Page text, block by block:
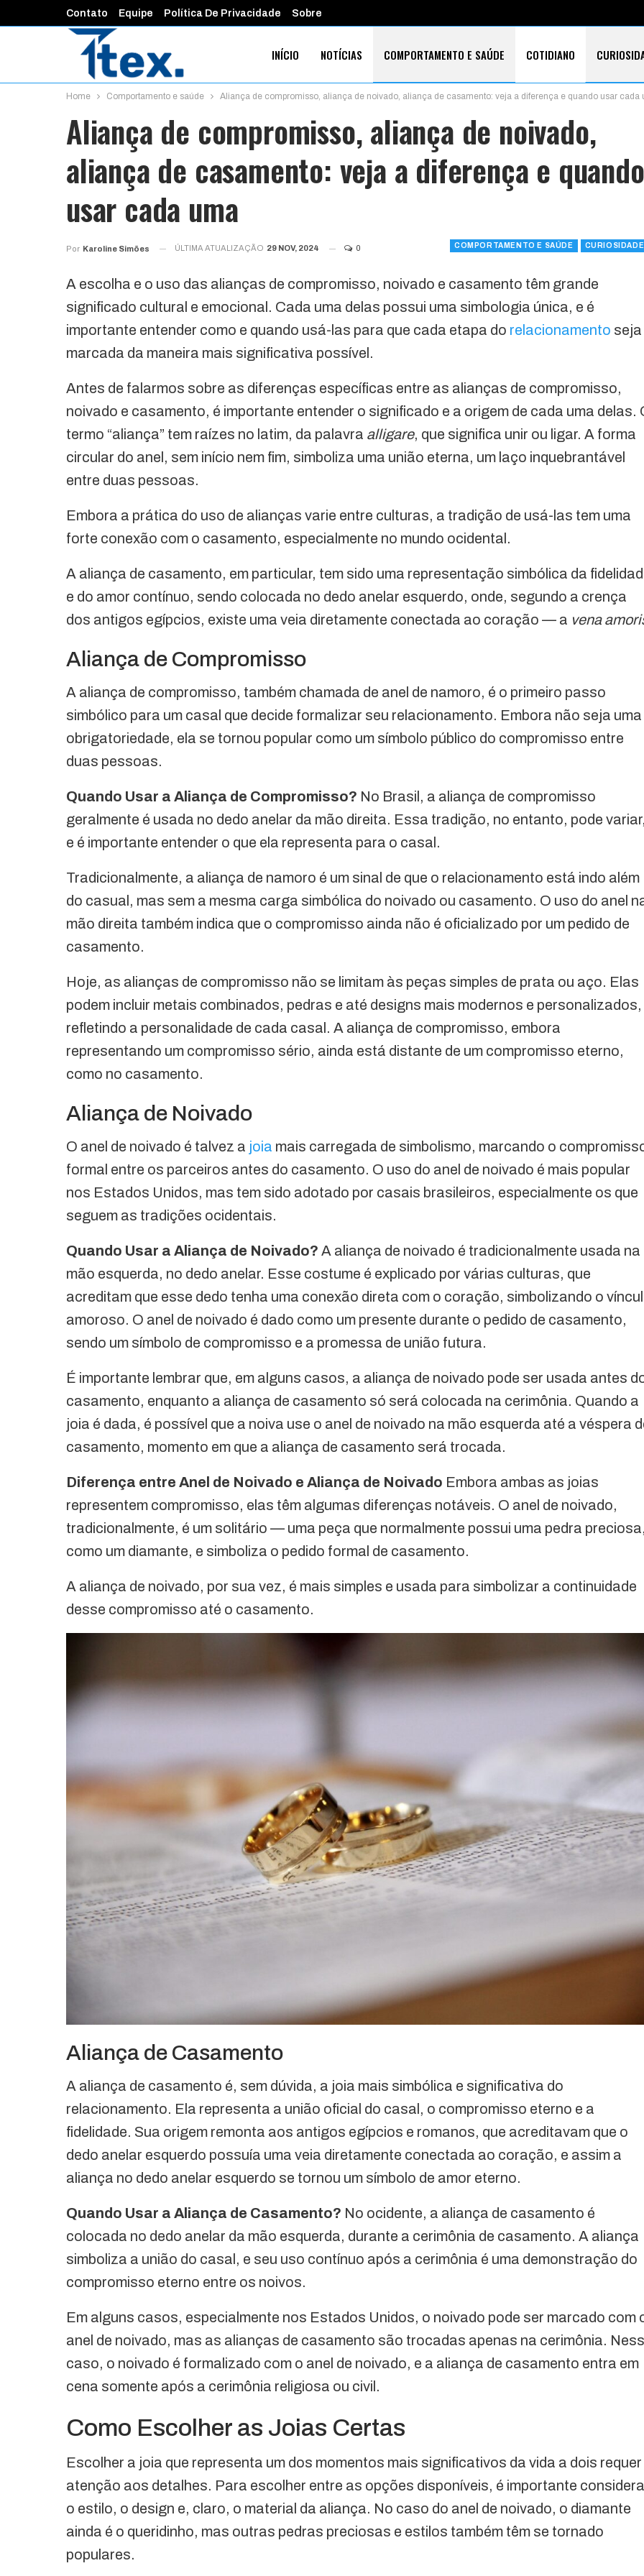
Contato Equipe Política De Privacidade Sobre
INÍCIO NOTÍCIAS COMPORTAMENTO E SAÚDE COTIDIANO
Home Comportamento e saúde Aliança de compromisso, aliança de noivado, aliança de casamento: veja a diferença e quando usar cada
Aliança de compromisso, aliança de noivado,
aliança de casamento: veja a diferença e quando
usar cada uma
COMPORTAMENTO E SAÚDE
Por Karoline Simões ÚLTIMA ATUALIZAÇÃO 29 NOV, 2024 0
A escolha e o uso das alianças de compromisso, noivado e casamento têm grande
significado cultural e emocional. Cada uma delas possui uma simbologia única, e é
importante entender como e quando usá-las para que cada etapa do relacionamento seja
marcada da maneira mais significativa possível.
Antes de falarmos sobre as diferenças específicas entre as alianças de compromisso,
noivado e casamento, é importante entender o significado e a origem de cada uma delas.
termo “aliança” tem raízes no latim, da palavra alligare, que significa unir ou ligar. A forma
circular do anel, sem início nem fim, simboliza uma união eterna, um laço inquebrantável
entre duas pessoas.
Embora a prática do uso de alianças varie entre culturas, a tradição de usá-las tem uma
forte conexão com o casamento, especialmente no mundo ocidental.
A aliança de casamento, em particular, tem sido uma representação simbólica da
e do amor contínuo, sendo colocada no dedo anelar esquerdo, onde, segundo a crença
dos antigos egípcios, existe uma veia diretamente conectada ao coração — a vena
Aliança de Compromisso
A aliança de compromisso, também chamada de anel de namoro, é o primeiro passo
simbólico para um casal que decide formalizar seu relacionamento. Embora não seja uma
obrigatoriedade, ela se tornou popular como um símbolo público do compromisso entre
duas pessoas.
Quando Usar a Aliança de Compromisso? No Brasil, a aliança de compromisso
geralmente é usada no dedo anelar da mão direita. Essa tradição, no entanto, pode variar,
e é importante entender o que ela representa para o casal.
Tradicionalmente, a aliança de namoro é um sinal de que o relacionamento está indo além
do casual, mas sem a mesma carga simbólica do noivado ou casamento. O uso do anel
mão direita também indica que o compromisso ainda não é oficializado por um pedido de
casamento.
Hoje, as alianças de compromisso não se limitam às peças simples de prata ou aço. Elas
podem incluir metais combinados, pedras e até designs mais modernos e personalizados,
refletindo a personalidade de cada casal. A aliança de compromisso, embora
representando um compromisso sério, ainda está distante de um compromisso eterno,
como no casamento.
Aliança de Noivado
O anel de noivado é talvez a joia mais carregada de simbolismo, marcando o
formal entre os parceiros antes do casamento. O uso do anel de noivado é mais popular
nos Estados Unidos, mas tem sido adotado por casais brasileiros, especialmente os que
seguem as tradições ocidentais.
Quando Usar a Aliança de Noivado? A aliança de noivado é tradicionalmente usada na
mão esquerda, no dedo anelar. Esse costume é explicado por várias culturas, que
acreditam que esse dedo tenha uma conexão direta com o coração, simbolizando o
amoroso. O anel de noivado é dado como um presente durante o pedido de casamento,
sendo um símbolo de compromisso e a promessa de união futura.
É importante lembrar que, em alguns casos, a aliança de noivado pode ser usada antes
casamento, enquanto a aliança de casamento só será colocada na cerimônia. Quando a
joia é dada, é possível que a noiva use o anel de noivado na mão esquerda até a véspera
casamento, momento em que a aliança de casamento será trocada.
Diferença entre Anel de Noivado e Aliança de Noivado Embora ambas as joias
representem compromisso, elas têm algumas diferenças notáveis. O anel de noivado,
tradicionalmente, é um solitário — uma peça que normalmente possui uma pedra preciosa,
como um diamante, e simboliza o pedido formal de casamento.
A aliança de noivado, por sua vez, é mais simples e usada para simbolizar a continuidade
desse compromisso até o casamento.
Aliança de Casamento
A aliança de casamento é, sem dúvida, a joia mais simbólica e significativa do
relacionamento. Ela representa a união oficial do casal, o compromisso eterno e a
fidelidade. Sua origem remonta aos antigos egípcios e romanos, que acreditavam que o
dedo anelar esquerdo possuía uma veia diretamente conectada ao coração, e assim a
aliança no dedo anelar esquerdo se tornou um símbolo de amor eterno.
Quando Usar a Aliança de Casamento? No ocidente, a aliança de casamento é
colocada no dedo anelar da mão esquerda, durante a cerimônia de casamento. A aliança
simboliza a união do casal, e seu uso contínuo após a cerimônia é uma demonstração do
compromisso eterno entre os noivos.
Em alguns casos, especialmente nos Estados Unidos, o noivado pode ser marcado com
anel de noivado, mas as alianças de casamento são trocadas apenas na cerimônia.
caso, o noivado é formalizado com o anel de noivado, e a aliança de casamento entra em
cena somente após a cerimônia religiosa ou civil.
Como Escolher as Joias Certas
Escolher a joia que representa um dos momentos mais significativos da vida a dois requer
atenção aos detalhes. Para escolher entre as opções disponíveis, é importante
o estilo, o design e, claro, o material da aliança. No caso do anel de noivado, o diamante
ainda é o queridinho, mas outras pedras preciosas e estilos também têm se tornado
populares.